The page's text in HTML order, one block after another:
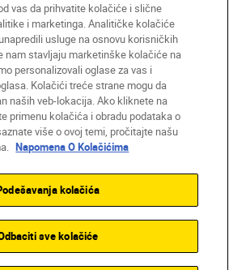
Smernice o privatnosti
Napomena o kolačićima
Back to top
vas da prihvatite kolačiće i slične
i marketinga. Analitičke kolačiće
usluge na osnovu korisničkih
nam stavljaju marketinške kolačiće na
personalizovali oglase za vas i
Kolačići treće strane mogu da
naših veb-lokacija. Ako kliknete na
primenu kolačića i obradu podataka o
više o ovoj temi, pročitajte našu
Napomena O Kolačićima
kolačića
sve kolačiće